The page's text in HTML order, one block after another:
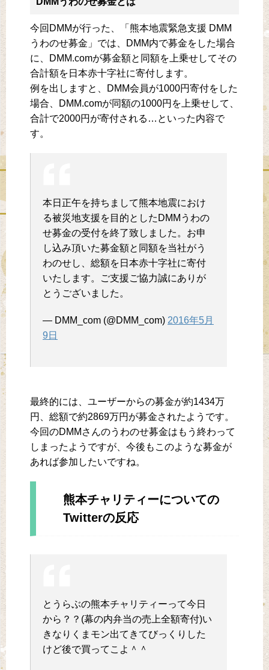
今回DMMが行った、「熊本地震緊急支援 DMM
うわのせ募金」では、DMM内で募金をした場合
に、DMM.comが募金額と同額を上乗せしてその
合計額を日本赤十字社に寄付します。
例を出しますと、DMM会員が1000円寄付をした
場合、DMM.comが同額の1000円を上乗せして、
合計で2000円が寄付される…といった内容で
す。
本日正午を持ちまして熊本地震におけ
る被災地支援を目的としたDMMうわの
せ募金の受付を終了致しました。お申
し込み頂いた募金額と同額を当社がう
わのせし、総額を日本赤十字社に寄付
いたします。ご支援ご協力誠にありが
とうございました。
— DMM_com (@DMM_com) 2016年5月
9日
最終的には、ユーザーからの募金が約1434万
円、総額で約2869万円が募金されたようです。
今回のDMMさんのうわのせ募金はもう終わって
しまったようですが、今後もこのような募金が
あれば参加したいですね。
熊本チャリティーについての
Twitterの反応
とうらぶの熊本チャリティーって今日
から？？(幕の内弁当の売上全額寄付)い
きなりくまモン出てきてびっくりした
けど後で買ってこよ＾＾